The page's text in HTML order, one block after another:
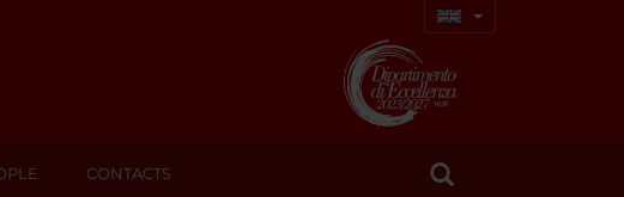
CONTACTS